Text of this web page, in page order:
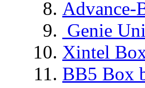
Advance-
Genie
Xintel
BB5 Box